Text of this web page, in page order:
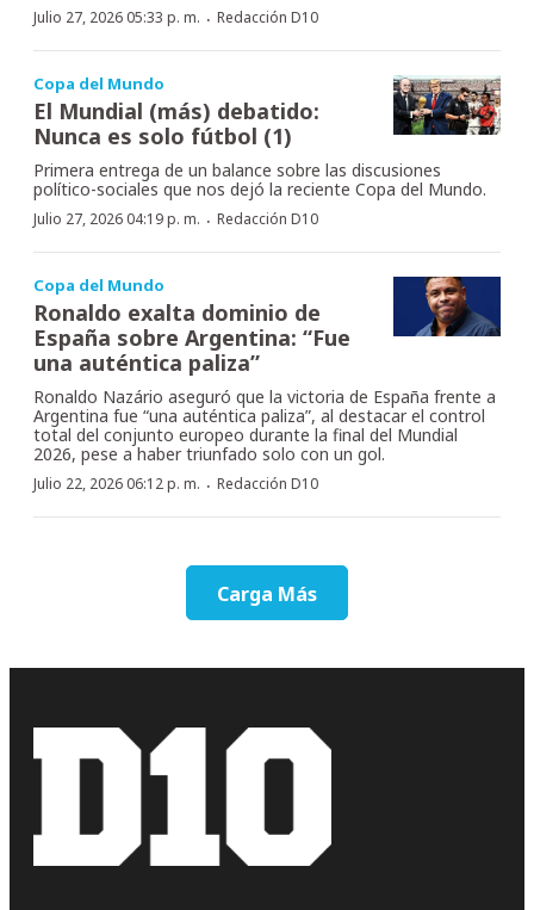
Julio 27, 2026 05:33 p. m. · Redacción D10
Copa del Mundo
El Mundial (más) debatido:
Nunca es solo fútbol (1)
Primera entrega de un balance sobre las discusiones
político-sociales que nos dejó la reciente Copa del Mundo.
Julio 27, 2026 04:19 p. m. · Redacción D10
Copa del Mundo
Ronaldo exalta dominio de
España sobre Argentina: “Fue
una auténtica paliza”
Ronaldo Nazário aseguró que la victoria de España frente a
Argentina fue “una auténtica paliza”, al destacar el control
total del conjunto europeo durante la final del Mundial
2026, pese a haber triunfado solo con un gol.
Julio 22, 2026 06:12 p. m. · Redacción D10
Carga Más